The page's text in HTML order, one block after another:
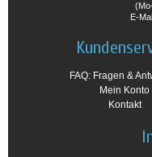
E-
FAQ: Fragen &
Mein Konto
Kontakt